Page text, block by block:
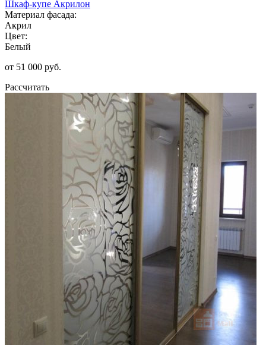
Шкаф-купе Акрилон
Материал фасада:
Акрил
Цвет:
Белый
от 51 000 руб.
Рассчитать